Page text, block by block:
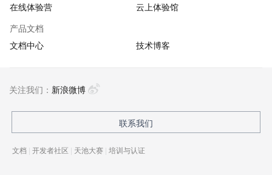
在线体验营
云上体验馆
产品文档
文档中心
技术博客
关注我们： 新浪微博
联系我们
文档 | 开发者社区 | 天池大赛 | 培训与认证